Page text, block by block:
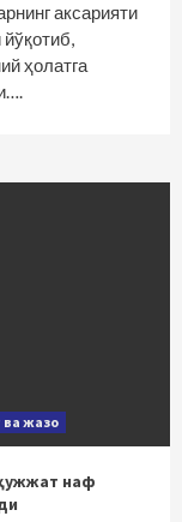
аксарияти
ҳолатга
жазо
наф